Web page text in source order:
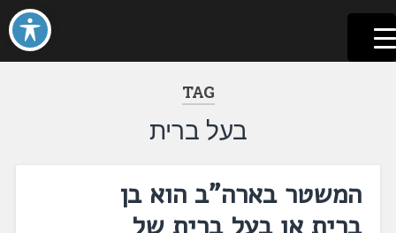
דלג
לתוכן
לשוניאדה
עברית. לשון. שפה
TAG
בעל ברית
המשטר בארה"ב הוא בן